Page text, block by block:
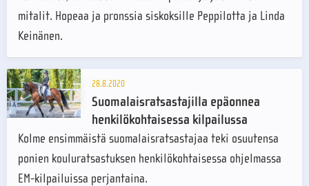
mitalit. Hopeaa ja pronssia siskoksille Peppilotta ja Linda
Keinänen.
28.8.2020
Suomalaisratsastajilla epäonnea
henkilökohtaisessa kilpailussa
Kolme ensimmäistä suomalaisratsastajaa teki osuutensa
ponien kouluratsastuksen henkilökohtaisessa ohjelmassa
EM-kilpailuissa perjantaina.